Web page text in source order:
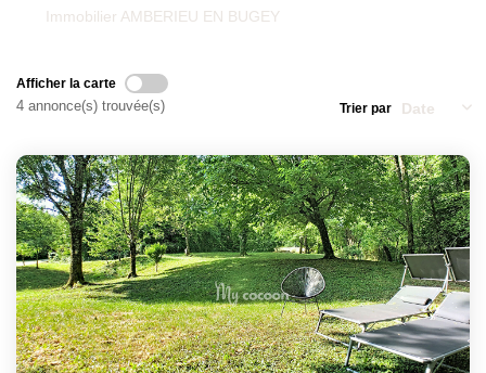
Qui Sommes-Nous
CONTACT
Immobilier AMBERIEU EN BUGEY
Afficher la carte
4 annonce(s) trouvée(s) Trier par